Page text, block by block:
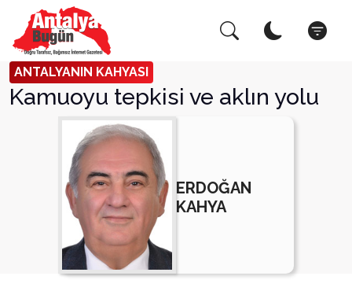
ANTALYANIN KAHYASI
Kamuoyu tepkisi ve aklın yolu
ERDOĞAN
KAHYA
Arama Yap! Kapat